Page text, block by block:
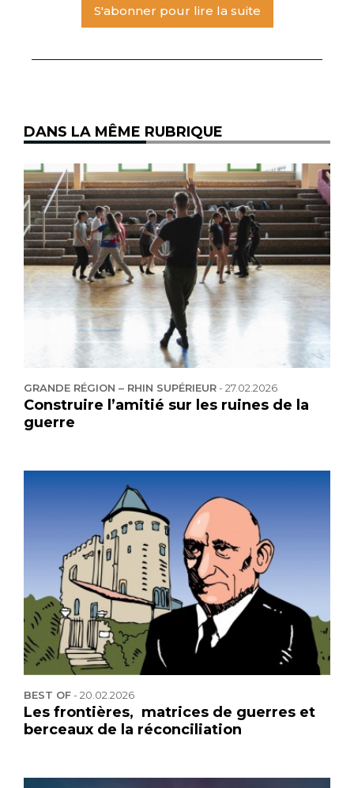
S'abonner pour lire la suite
DANS LA MÊME RUBRIQUE
GRANDE RÉGION – RHIN SUPÉRIEUR-27.02.2026
Construire l’amitié sur les ruines de la
guerre
BEST OF-20.02.2026
Les frontières, matrices de guerres et
berceaux de la réconciliation